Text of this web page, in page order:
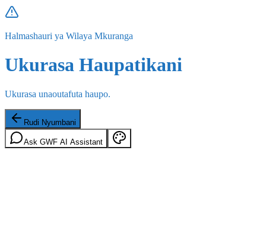
Halmashauri ya Wilaya Mkuranga
Ukurasa Haupatikani
Ukurasa unaoutafuta haupo.
Rudi Nyumbani
Ask GWF AI Assistant